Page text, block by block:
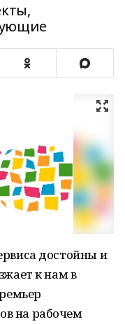
достойны и
к нам в
на рабочем